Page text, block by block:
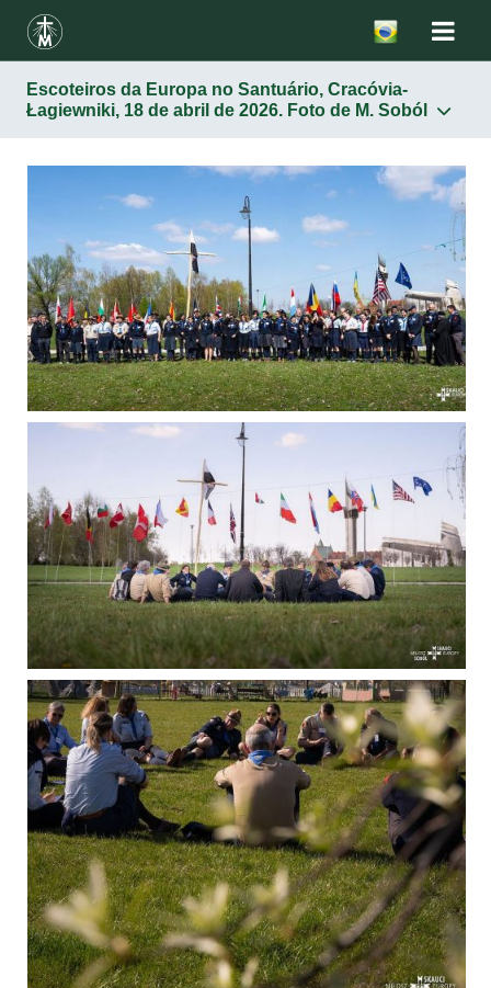
Escoteiros da Europa no Santuário, Cracóvia-
Łagiewniki, 18 de abril de 2026. Foto de M. Soból